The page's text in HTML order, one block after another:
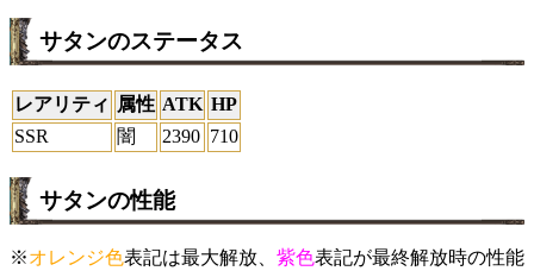
サタンのステータス
レアリティ 属性 ATK HP
SSR
闇 2390 710
サタンの性能
※オレンジ色表記は最大解放、 紫色表記が最終解放時の性能